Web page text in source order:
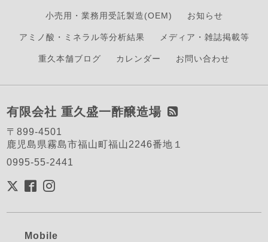
小売用・業務用受託製造(OEM) お知らせ
アミノ酸・ミネラル等分析結果 メディア・雑誌掲載等
重久本舗ブログ カレンダー お問い合わせ
有限会社 重久盛一酢醸造場
〒899-4501
鹿児島県霧島市福山町福山2246番地１
0995-55-2441
Mobile